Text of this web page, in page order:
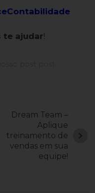
te ajudar!
Dream Team –
Aplique
treinamento de
vendas em sua
equipe!
chevron_right